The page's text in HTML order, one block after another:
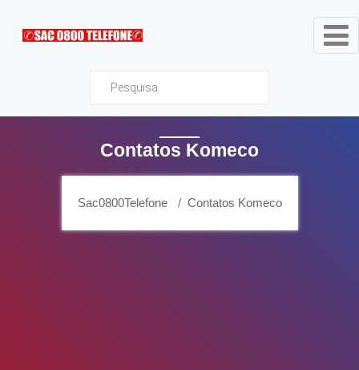
Sac0800Telefone
Contatos Komeco
Sac0800Telefone Contatos Komeco